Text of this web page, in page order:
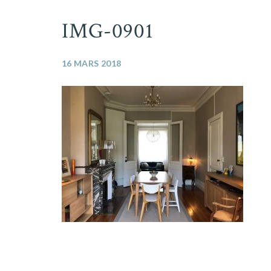
IMG-0901
16 MARS 2018